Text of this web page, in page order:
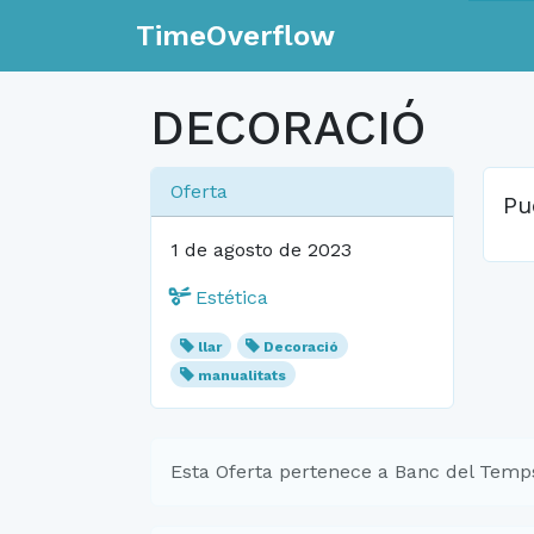
TimeOverflow
DECORACIÓ
Oferta
1 de agosto de 2023
Estética
llar
Decoració
manualitats
Esta Oferta pertenece a Banc del